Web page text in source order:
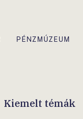
PÉNZMÚZEUM
Kiemelt témák